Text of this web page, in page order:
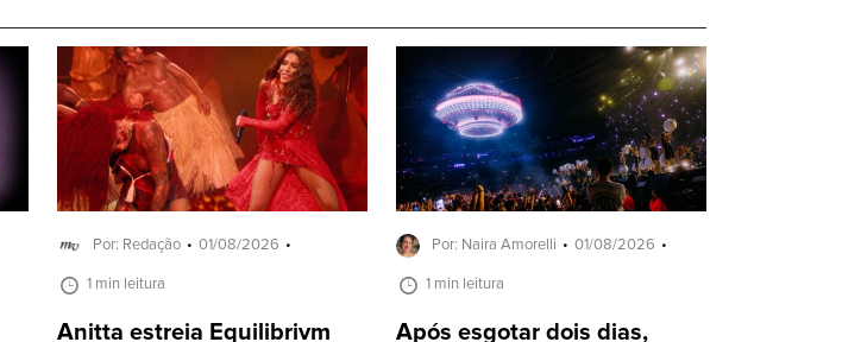
Por: Redação 01/08/2026
1 min leitura
Anitta estreia Equilibrivm
Por: Naira Amorelli 01/08/2026
1 min leitura
Após esgotar dois dias,